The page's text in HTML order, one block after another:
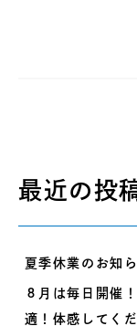
最近の投
夏季休業のお知
８月は毎日開催
適！体感してくだ